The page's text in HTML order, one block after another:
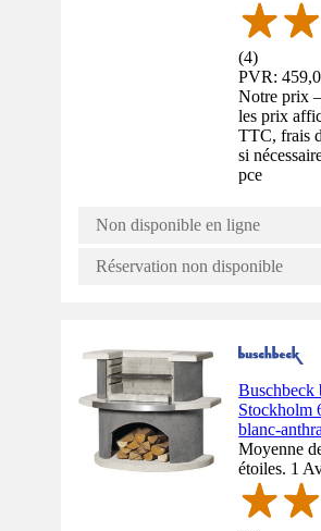
(4)
PVR:
Notre prix
les prix
TTC, frais
si
pce
Non disponible en ligne
Réservation non disponible
Buschbeck
Stockholm
blanc-
Moyenne
étoiles. 1